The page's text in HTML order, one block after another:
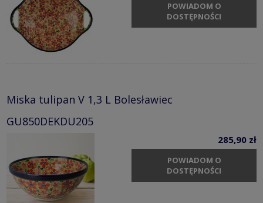
POWIADOM O
DOSTĘPNOŚCI
Miska tulipan V 1,3 L Bolesławiec
GU850DEKDU205
285,90 zł
POWIADOM O
DOSTĘPNOŚCI